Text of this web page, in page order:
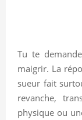
Tu te
maigrir. La
sueur fait
revanche,
physique ou